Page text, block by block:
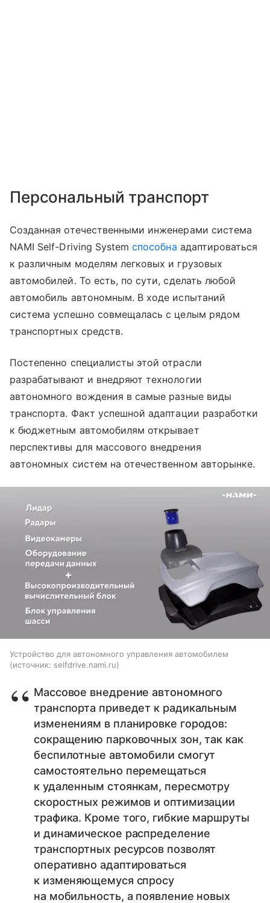
Персональный транспорт
Созданная отечественными инженерами система
NAMI Self-Driving Systemспособна адаптироваться
к различным моделям легковых и грузовых
автомобилей. То есть, по сути, сделать любой
автомобиль автономным. В ходе испытаний
система успешно совмещалась с целым рядом
транспортных средств.
Постепенно специалисты этой отрасли
разрабатывают и внедряют технологии
автономного вождения в самые разные виды
транспорта. Факт успешной адаптации разработки
к бюджетным автомобилям открывает
перспективы для массового внедрения
автономных систем на отечественном авторынке.
Устройство для автономного управления автомобилем
источник: selfdrive.nami.ru
Массовое внедрение автономного
транспорта приведет к радикальным
изменениям в планировке городов:
сокращению парковочных зон, так как
беспилотные автомобили смогут
самостоятельно перемещаться
к удаленным стоянкам, пересмотру
скоростных режимов и оптимизации
трафика. Кроме того, гибкие маршруты
и динамическое распределение
транспортных ресурсов позволят
оперативно адаптироваться
к изменяющемуся спросу
на мобильность, а появление новых